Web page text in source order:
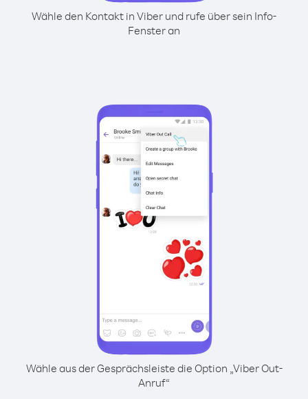
Wähle den Kontakt in Viber und rufe über sein Info-
Fenster an
Wähle aus der Gesprächsleiste die Option „Viber Out-
Anruf“